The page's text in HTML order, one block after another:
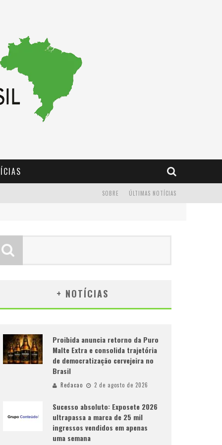
ÚLTIMAS NOTÍCIAS
SOBRE
+ NOTÍCIAS
Proibida anuncia retorno da Puro
Malte Extra e consolida trajetória
de democratização cervejeira no
Brasil
Redacao 2 de agosto de 2026
Sucesso absoluto: Exposete 2026
ultrapassa a marca de 25 mil
ingressos vendidos em apenas
uma semana